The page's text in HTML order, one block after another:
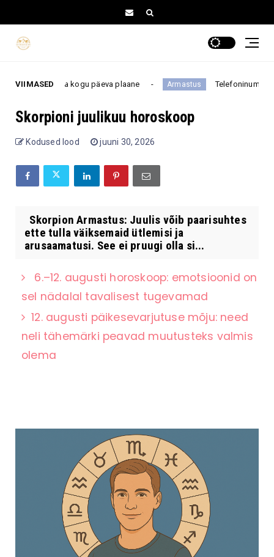
VIIMASED
muuta kogu päeva plaane Armastus Telefoninumber pole
Skorpioni juulikuu horoskoop
Kodused lood juuni 30, 2026
Skorpion Armastus: Juulis võib paarisuhtes
ette tulla väiksemaid ütlemisi ja
arusaamatusi. See ei pruugi olla si...
6.–12. augusti horoskoop: emotsioonid on
sel nädalal tavalisest tugevamad
12. augusti päikesevarjutuse mõju: need
neli tähemärki peavad muutusteks valmis
olema